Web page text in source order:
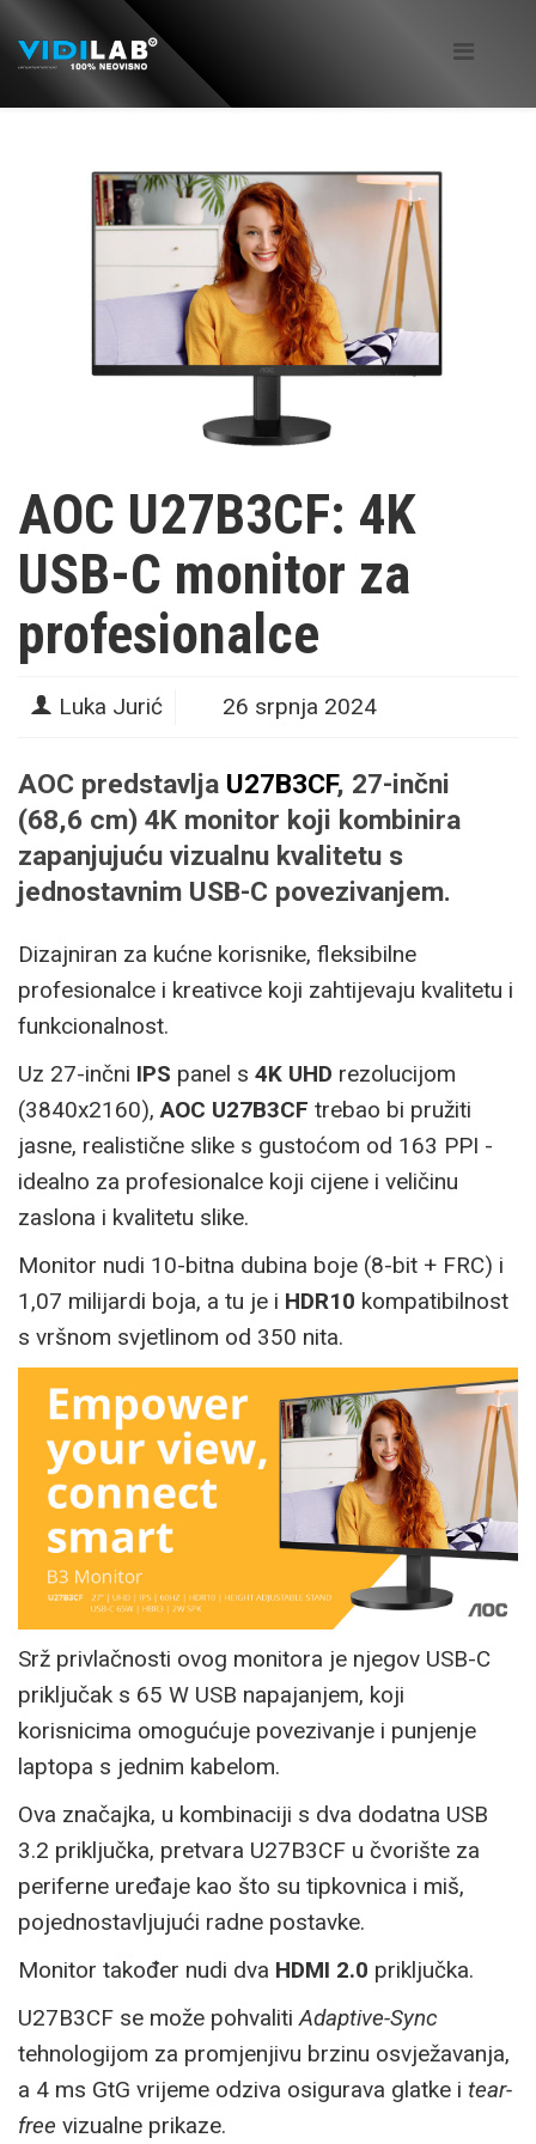
AOC U27B3CF: 4K
USB-C monitor za
profesionalce
Luka Jurić 26 srpnja 2024
AOC predstavlja U27B3CF, 27-inčni
(68,6 cm) 4K monitor koji kombinira
zapanjujuću vizualnu kvalitetu s
jednostavnim USB-C povezivanjem.
Dizajniran za kućne korisnike, fleksibilne
profesionalce i kreativce koji zahtijevaju kvalitetu i
funkcionalnost.
Uz 27-inčni IPS panel s 4K UHD rezolucijom
(3840x2160),AOC U27B3CF trebao bi pružiti
jasne, realistične slike s gustoćom od 163 PPI -
idealno za profesionalce koji cijene i veličinu
zaslona i kvalitetu slike.
Monitor nudi 10-bitna dubina boje (8-bit + FRC) i
1,07 milijardi boja, a tu je i HDR10 kompatibilnost
s vršnom svjetlinom od 350 nita.
Srž privlačnosti ovog monitora je njegov USB-C
priključak s 65 W USB napajanjem, koji
korisnicima omogućuje povezivanje i punjenje
laptopa s jednim kabelom.
Ova značajka, u kombinaciji s dva dodatna USB
3.2 priključka, pretvara U27B3CF u čvorište za
periferne uređaje kao što su tipkovnica i miš,
pojednostavljujući radne postavke.
Monitor također nudi dva HDMI 2.0 priključka.
U27B3CF se može pohvalitiAdaptive-Sync
tehnologijom za promjenjivu brzinu osvježavanja,
a 4 ms GtG vrijeme odziva osigurava glatke i tear-
free vizualne prikaze.